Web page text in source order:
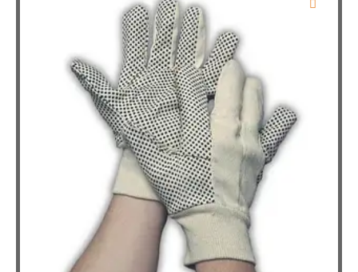
Deze
optie
kan
gekozen
worden
op
de
productpagina